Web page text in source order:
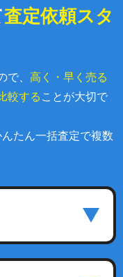
査定依頼スタ
で、 高く・早く売る
較する ことが大切で
たん一括査定で複数